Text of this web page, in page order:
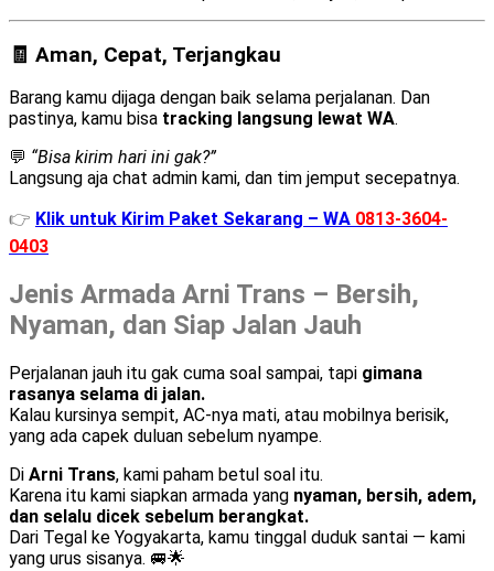
🧾 Aman, Cepat, Terjangkau
Barang kamu dijaga dengan baik selama perjalanan. Dan
pastinya, kamu bisa tracking langsung lewat WA.
💬 “Bisa kirim hari ini gak?”
Langsung aja chat admin kami, dan tim jemput secepatnya.
👉 Klik untuk Kirim Paket Sekarang – WA 0813-3604-
0403
Jenis Armada Arni Trans – Bersih,
Nyaman, dan Siap Jalan Jauh
Perjalanan jauh itu gak cuma soal sampai, tapi gimana
rasanya selama di jalan.
Kalau kursinya sempit, AC-nya mati, atau mobilnya berisik,
yang ada capek duluan sebelum nyampe.
Di Arni Trans, kami paham betul soal itu.
Karena itu kami siapkan armada yang nyaman, bersih, adem,
dan selalu dicek sebelum berangkat.
Dari Tegal ke Yogyakarta, kamu tinggal duduk santai — kami
yang urus sisanya. 🚐🌟